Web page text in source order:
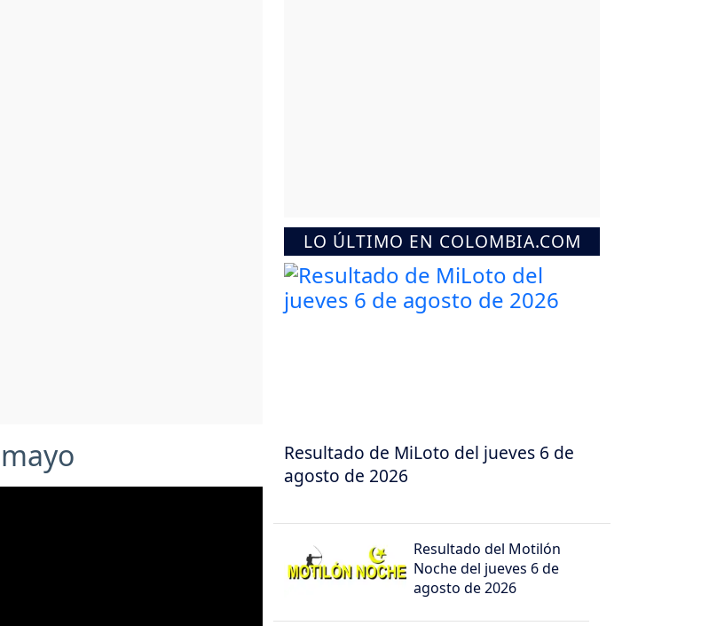
LO ÚLTIMO EN COLOMBIA.COM
Resultado de MiLoto del jueves 6 de
agosto de 2026
Resultado del Motilón
Noche del jueves 6 de
agosto de 2026